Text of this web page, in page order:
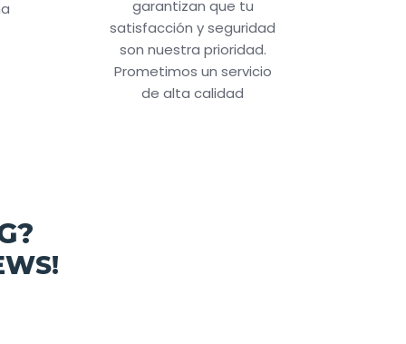
garantizan que tu
satisfacción y seguridad
son nuestra prioridad.
Prometimos un servicio
de alta calidad